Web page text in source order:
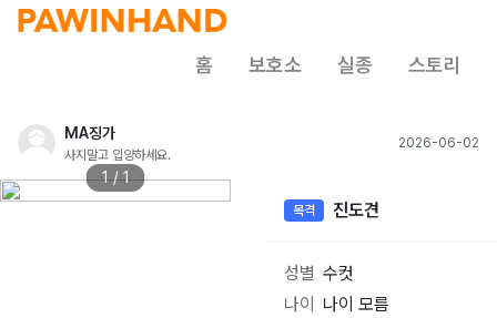
홈 보호소 실종 스토리
MA징가
사지말고 입양하세요.
2026-06-02
1 / 1
목격 진도견
성별 수컷
나이
나이 모름